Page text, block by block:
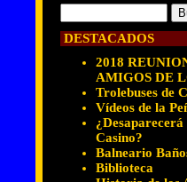
DESTACADOS
2018
AMIGOS DE
Trolebuses de
Vídeos de la
Casino?
Balneario
Biblioteca